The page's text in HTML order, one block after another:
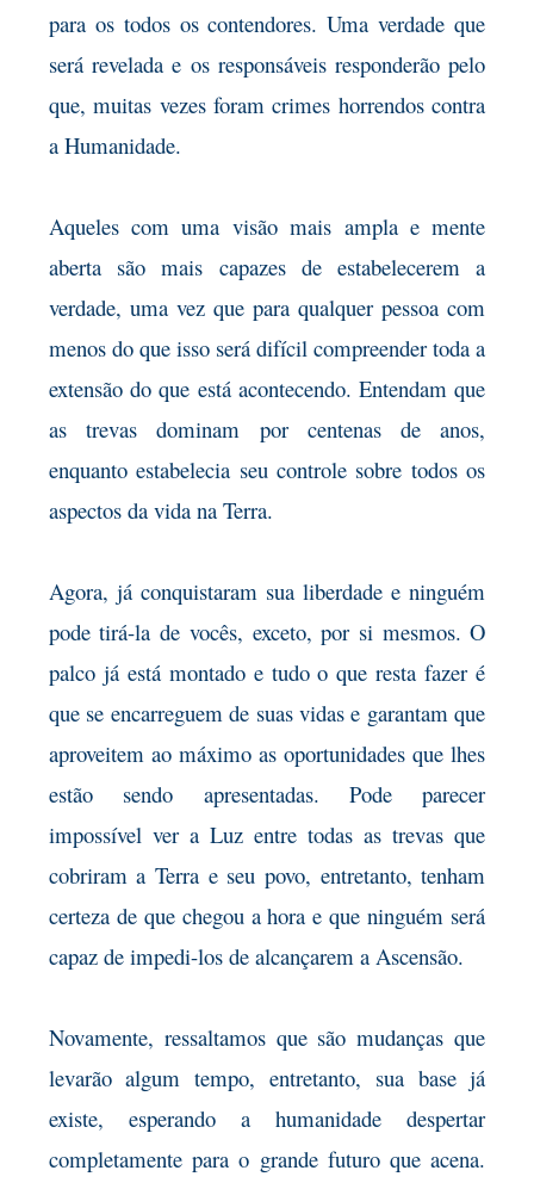
para os todos os contendores. Uma verdade que
será revelada e os responsáveis responderão pelo
que, muitas vezes foram crimes horrendos contra
a Humanidade.
Aqueles com uma visão mais ampla e mente
aberta são mais capazes de estabelecerem a
verdade, uma vez que para qualquer pessoa com
menos do que isso será difícil compreender toda a
extensão do que está acontecendo. Entendam que
as trevas dominam por centenas de anos,
enquanto estabelecia seu controle sobre todos os
aspectos da vida na Terra.
Agora, já conquistaram sua liberdade e ninguém
pode tirá-la de vocês, exceto, por si mesmos. O
palco já está montado e tudo o que resta fazer é
que se encarreguem de suas vidas e garantam que
aproveitem ao máximo as oportunidades que lhes
estão sendo apresentadas. Pode parecer
impossível ver a Luz entre todas as trevas que
cobriram a Terra e seu povo, entretanto, tenham
certeza de que chegou a hora e que ninguém será
capaz de impedi-los de alcançarem a Ascensão.
Novamente, ressaltamos que são mudanças que
levarão algum tempo, entretanto, sua base já
existe, esperando a humanidade despertar
completamente para o grande futuro que acena.